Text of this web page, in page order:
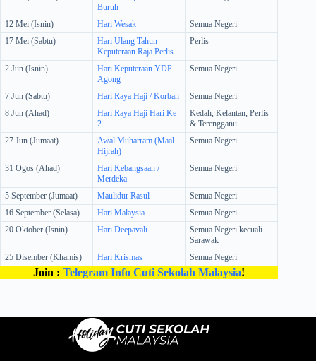
Buruh
12 Mei (Isnin) Hari Wesak
Semua Negeri
17 Mei (Sabtu)
Hari Ulang Tahun
Keputeraan Raja Perlis
Perlis
2 Jun (Isnin)
Hari Keputeraan YDP
Agong
Semua Negeri
7 Jun (Sabtu) Hari Raya Haji / Korban
Semua Negeri
8 Jun (Ahad)
Hari Raya Haji Hari Ke-
2
Kedah, Kelantan, Perlis
& Terengganu
27 Jun (Jumaat)
Awal Muharram (Maal
Hijrah)
Semua Negeri
31 Ogos (Ahad)
Hari Kebangsaan /
Merdeka
Semua Negeri
5 September (Jumaat) Maulidur Rasul
Semua Negeri
16 September (Selasa)
Hari Malaysia
Semua Negeri
20 Oktober (Isnin)
Hari Deepavali
Semua Negeri kecuali
Sarawak
25 Disember (Khamis)
Hari Krismas Semua Negeri
Join :Telegram Info Cuti Sekolah Malaysia!